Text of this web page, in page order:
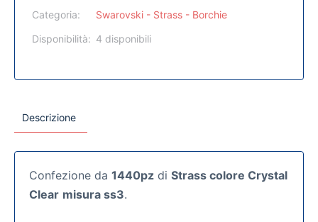
Categoria:
Swarovski - Strass - Borchie
Disponibilità: 4 disponibili
Descrizione
Confezione da 1440pz di Strass colore Crystal
Clear misura ss3.